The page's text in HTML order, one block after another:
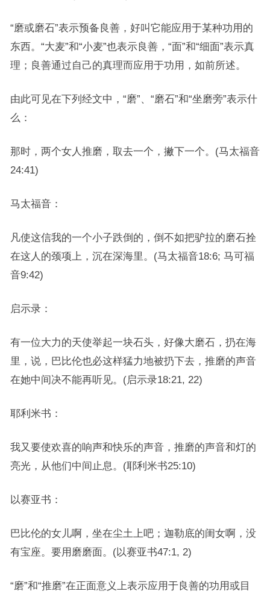
“磨或磨石”表示预备良善，好叫它能应用于某种功用的
东西。“大麦”和“小麦”也表示良善，“面”和“细面”表示真
理；良善通过自己的真理而应用于功用，如前所述。
由此可见在下列经文中，“磨”、“磨石”和“坐磨旁”表示什
么：
那时，两个女人推磨，取去一个，撇下一个。(马太福音
24:41)
马太福音：
凡使这信我的一个小子跌倒的，倒不如把驴拉的磨石拴
在这人的颈项上，沉在深海里。(马太福音18:6; 马可福
音9:42)
启示录：
有一位大力的天使举起一块石头，好像大磨石，扔在海
里，说，巴比伦也必这样猛力地被扔下去，推磨的声音
在她中间决不能再听见。(启示录18:21, 22)
耶利米书：
我又要使欢喜的响声和快乐的声音，推磨的声音和灯的
亮光，从他们中间止息。(耶利米书25:10)
以赛亚书：
巴比伦的女儿啊，坐在尘土上吧；迦勒底的闺女啊，没
有宝座。要用磨磨面。(以赛亚书47:1, 2)
“磨”和“推磨”在正面意义上表示应用于良善的功用或目